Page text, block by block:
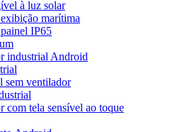
à luz solar
marítima
IP65
industrial Android
sem ventilador
com tela sensível ao toque